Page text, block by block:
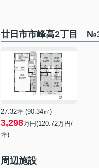
廿日市市峰高2丁目
27.32坪 (90.34㎡)
3,298万円(120.72万円/
坪)
周辺施設